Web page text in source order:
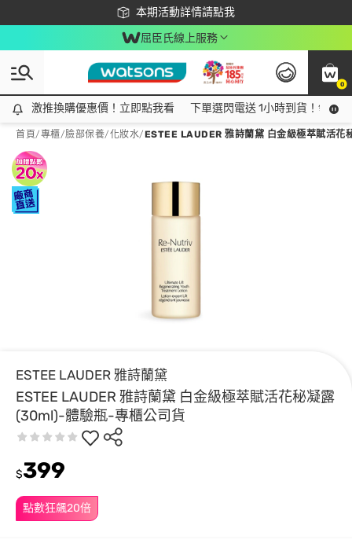
本期活動詳情請點我
下載app最高回饋$350
屈臣氏線上服務
0
激推換購優惠價！立即點我看
激推換購優惠價！立即點我看 下單選閃電送 1小時到貨！領神
首頁/專櫃/臉部保養/化妝水/ESTEE LAUDER 雅詩蘭黛 白金級極萃賦活
ESTEE LAUDER 雅詩蘭黛
ESTEE LAUDER 雅詩蘭黛 白金級極萃賦活花秘凝露
(30ml)-體驗瓶-專櫃公司貨
點數狂飆20倍
$399